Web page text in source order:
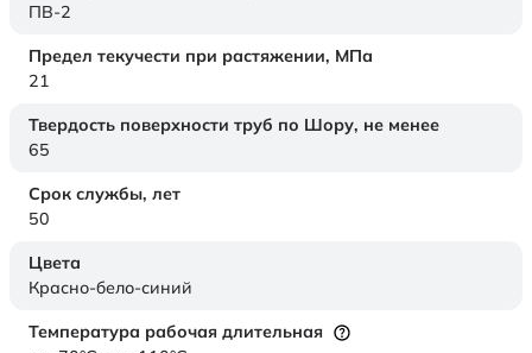
ПВ-2
Предел текучести при растяжении, МПа
21
Твердость поверхности труб по Шору, не менее
65
Срок службы, лет
50
Цвета
Красно-бело-синий
Температура рабочая длительная